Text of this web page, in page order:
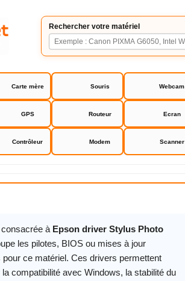
Rechercher votre matériel
Carte mère Souris Webcam
GPS Routeur Ecran
Contrôleur Modem Scanner
Photo R230
à Epson driver Stylus Photo
les pilotes, BIOS ou mises à jour
pour ce matériel. Ces drivers permettent
la compatibilité avec Windows, la stabilité du